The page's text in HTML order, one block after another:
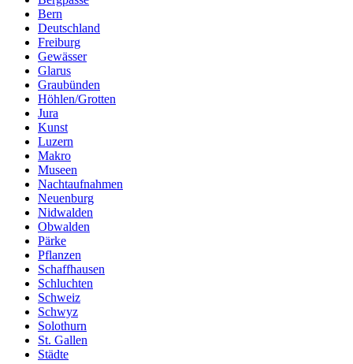
Bern
Deutschland
Freiburg
Gewässer
Glarus
Graubünden
Höhlen/Grotten
Jura
Kunst
Luzern
Makro
Museen
Nachtaufnahmen
Neuenburg
Nidwalden
Obwalden
Pärke
Pflanzen
Schaffhausen
Schluchten
Schweiz
Schwyz
Solothurn
St. Gallen
Städte